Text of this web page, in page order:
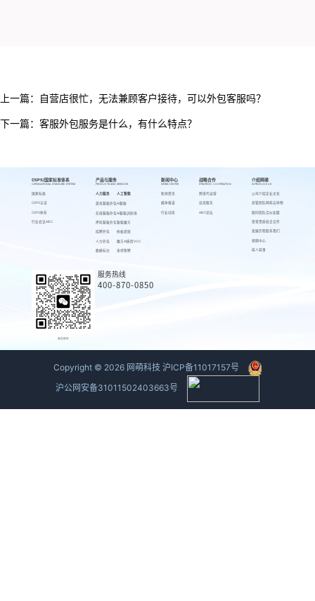
上一篇： 自营店很忙，无法兼顾客户接待，可以外包客服吗？
下一篇： 客服外包服务是什么，有什么特点？
CSPS/国家标准体系
CSPS/NATIONAL STANDARD SYSTEM
国家标准
CSPS认证
CSPS体系
行业会议AIEC
产品与服务
PRODUCTS AND SERVICES
人力服务
游戏客服外包
在线客服外包
呼叫客服外包
招聘外包
人力外包
数据标注
人工智能
AI客服
AI客服训练场
客服魔方
蚂蚁绩效
魔方AI质检VOC
来呗智聘
新闻中心
NEWS CENTER
新闻资讯
媒体报道
行业动态
战略合作
STRATEGIC COOPERATION
跨境代运营
出海服务
AIEC论坛
介绍网萌
INTRODUCE US
公司介绍
高管团队
顾问团队
荣誉资质
发展历程
视频中心
萌人萌事
企业文化
网萌吉祥物
合伙加盟
校企合作
联系我们
商务联系
服务热线
400-870-0850
Copyright © 2026 网萌科技 沪ICP备11017157号
沪公网安备31011502403663号